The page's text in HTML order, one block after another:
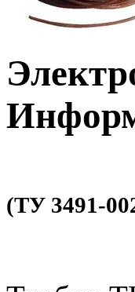
(ТУ 3491-